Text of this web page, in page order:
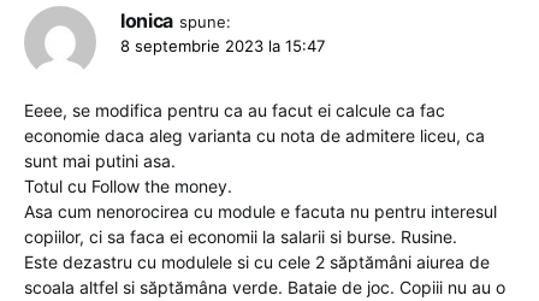
Ionica spune:
8 septembrie 2023 la 15:47
Eeee, se modifica pentru ca au facut ei calcule ca fac
economie daca aleg varianta cu nota de admitere liceu, ca
sunt mai putini asa.
Totul cu Follow the money.
Asa cum nenorocirea cu module e facuta nu pentru interesul
copiilor, ci sa faca ei economii la salarii si burse. Rusine.
Este dezastru cu modulele si cu cele 2 săptămâni aiurea de
scoala altfel si săptămâna verde. Bataie de joc. Copiii nu au o